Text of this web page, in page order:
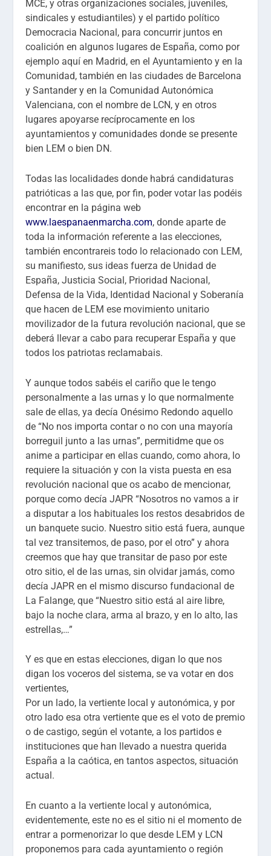
MCE, y otras organizaciones sociales, juveniles,
sindicales y estudiantiles) y el partido político
Democracia Nacional, para concurrir juntos en
coalición en algunos lugares de España, como por
ejemplo aquí en Madrid, en el Ayuntamiento y en la
Comunidad, también en las ciudades de Barcelona
y Santander y en la Comunidad Autonómica
Valenciana, con el nombre de LCN, y en otros
lugares apoyarse recíprocamente en los
ayuntamientos y comunidades donde se presente
bien LEM o bien DN.
Todas las localidades donde habrá candidaturas
patrióticas a las que, por fin, poder votar las podéis
encontrar en la página web
www.laespanaenmarcha.com, donde aparte de
toda la información referente a las elecciones,
también encontrareis todo lo relacionado con LEM,
su manifiesto, sus ideas fuerza de Unidad de
España, Justicia Social, Prioridad Nacional,
Defensa de la Vida, Identidad Nacional y Soberanía
que hacen de LEM ese movimiento unitario
movilizador de la futura revolución nacional, que se
deberá llevar a cabo para recuperar España y que
todos los patriotas reclamabais.
Y aunque todos sabéis el cariño que le tengo
personalmente a las urnas y lo que normalmente
sale de ellas, ya decía Onésimo Redondo aquello
de “No nos importa contar o no con una mayoría
borreguil junto a las urnas”, permitidme que os
anime a participar en ellas cuando, como ahora, lo
requiere la situación y con la vista puesta en esa
revolución nacional que os acabo de mencionar,
porque como decía JAPR “Nosotros no vamos a ir
a disputar a los habituales los restos desabridos de
un banquete sucio. Nuestro sitio está fuera, aunque
tal vez transitemos, de paso, por el otro” y ahora
creemos que hay que transitar de paso por este
otro sitio, el de las urnas, sin olvidar jamás, como
decía JAPR en el mismo discurso fundacional de
La Falange, que “Nuestro sitio está al aire libre,
bajo la noche clara, arma al brazo, y en lo alto, las
estrellas,…”
Y es que en estas elecciones, digan lo que nos
digan los voceros del sistema, se va votar en dos
vertientes,
Por un lado, la vertiente local y autonómica, y por
otro lado esa otra vertiente que es el voto de premio
o de castigo, según el votante, a los partidos e
instituciones que han llevado a nuestra querida
España a la caótica, en tantos aspectos, situación
actual.
En cuanto a la vertiente local y autonómica,
evidentemente, este no es el sitio ni el momento de
entrar a pormenorizar lo que desde LEM y LCN
proponemos para cada ayuntamiento o región